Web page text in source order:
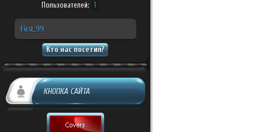
Пользователей: 1
First_99
Кто нас посетил?
КНОПКА САЙТА